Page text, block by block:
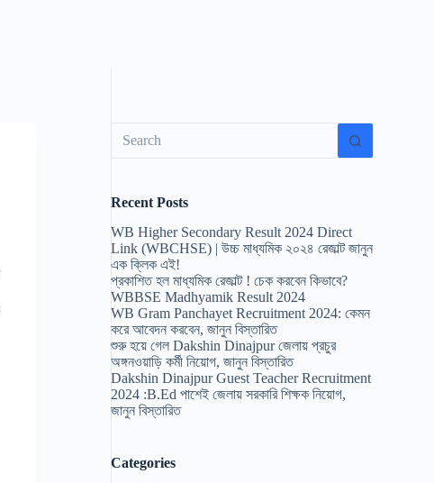
results
Recent Posts
WB Higher Secondary Result 2024 Direct
Link (WBCHSE) | উচ্চ মাধ্যমিক ২০২৪ রেজাল্ট জানুন
এক ক্লিক এই!
প্রকাশিত হল মাধ্যমিক রেজাল্ট ! চেক করবেন কিভাবে?
WBBSE Madhyamik Result 2024
WB Gram Panchayet Recruitment 2024: কেমন
করে আবেদন করবেন, জানুন বিস্তারিত
শুরু হয়ে গেল Dakshin Dinajpur জেলায় প্রচুর
অঙ্গনওয়াড়ি কর্মী নিয়োগ, জানুন বিস্তারিত
Dakshin Dinajpur Guest Teacher Recruitment
2024 :B.Ed পাশেই জেলায় সরকারি শিক্ষক নিয়োগ,
জানুন বিস্তারিত
Categories